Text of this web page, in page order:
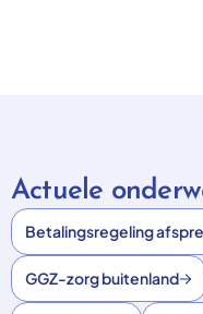
Actuele
Betalingsregeling
GGZ-zorg buitenland